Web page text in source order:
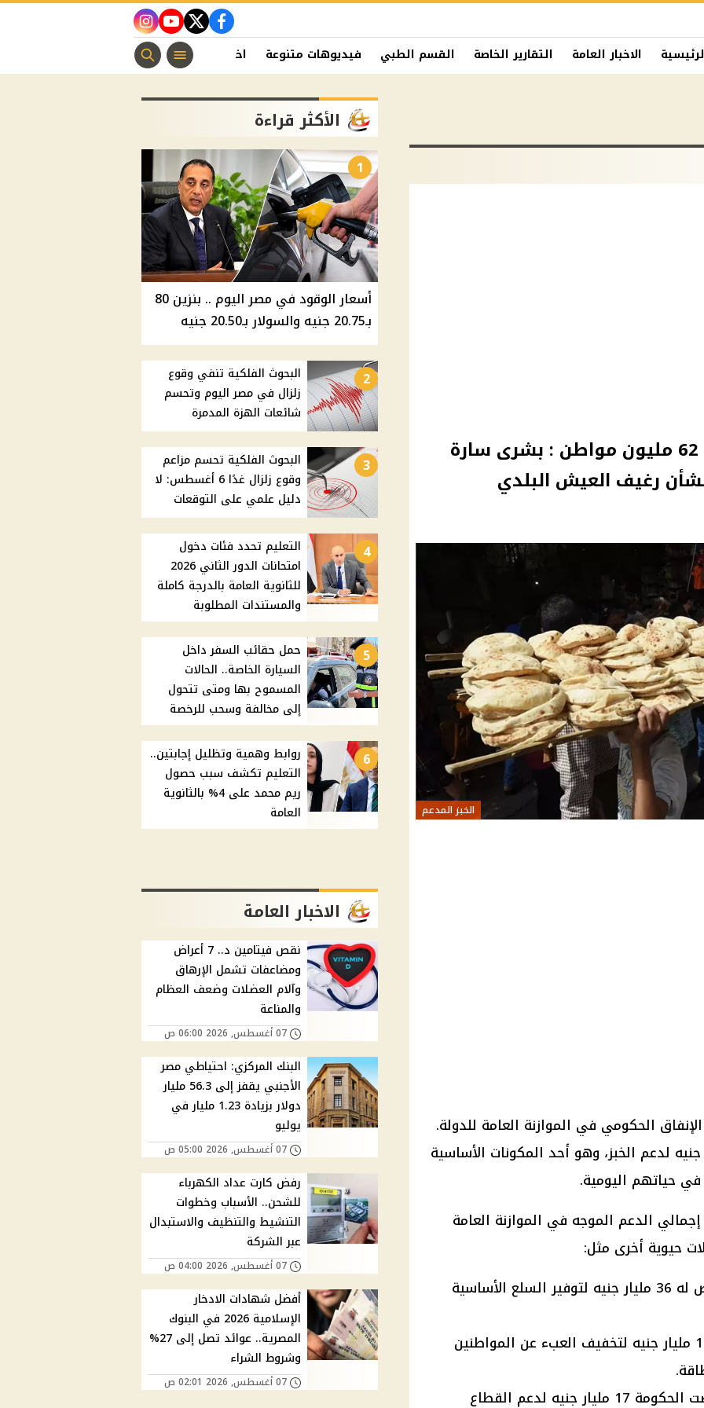
facebook
twitter
youtube
instagram
الاخبار العامة التقارير الخاصة القسم الطبي فيديوهات متنوعة اخبار الفن منوعات مسيحية
هام بشأن الخبز المدعم لـ 62 مليون مواطن : بشرى سارة
رغيف العيش البلدي
الخبز المدعم
الحكومي في الموازنة العامة للدولة.
نحو 98 مليار جنيه لدعم الخبز، وهو أحد المكونات الأساسية
حياتهم اليومية.
الدعم الموجه في الموازنة العامة
: مخصص له 36 مليار جنيه لتوفير السلع الأساسية
: بلغ 154 مليار جنيه لتخفيف العبء عن المواطنين
: خصصت الحكومة 17 مليار جنيه لدعم القطاع
الأكثر قراءة
1
أسعار الوقود في مصر اليوم .. بنزين 80
بـ20.75 جنيه والسولار بـ20.50 جنيه
2
البحوث الفلكية تنفي وقوع
زلزال في مصر اليوم وتحسم
شائعات الهزة المدمرة
3
البحوث الفلكية تحسم مزاعم
وقوع زلزال غدًا 6 أغسطس: لا
دليل علمي على التوقعات
4
التعليم تحدد فئات دخول
امتحانات الدور الثاني 2026
للثانوية العامة بالدرجة كاملة
والمستندات المطلوبة
5
حمل حقائب السفر داخل
السيارة الخاصة.. الحالات
المسموح بها ومتى تتحول
إلى مخالفة وسحب للرخصة
6
روابط وهمية وتظليل إجابتين..
التعليم تكشف سبب حصول
ريم محمد على 4% بالثانوية
العامة
الاخبار العامة
نقص فيتامين د.. 7 أعراض
ومضاعفات تشمل الإرهاق
وآلام العضلات وضعف العظام
والمناعة
07 أغسطس, 2026 06:00 ص
البنك المركزي: احتياطي مصر
الأجنبي يقفز إلى 56.3 مليار
دولار بزيادة 1.23 مليار في
يوليو
07 أغسطس, 2026 05:00 ص
رفض كارت عداد الكهرباء
للشحن.. الأسباب وخطوات
التنشيط والتنظيف والاستبدال
عبر الشركة
07 أغسطس, 2026 04:00 ص
أفضل شهادات الادخار
الإسلامية 2026 في البنوك
المصرية.. عوائد تصل إلى 27%
وشروط الشراء
07 أغسطس, 2026 02:01 ص